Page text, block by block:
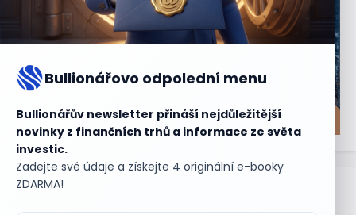
Bullionářovo odpolední menu
Bullionářův newsletter přináší nejdůležitější
novinky z finančních trhů a informace ze světa
investic.
Zadejte své údaje a získejte 4 originální e-booky
ZDARMA!Aktuální